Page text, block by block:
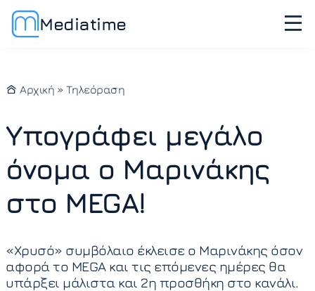
Mediatime
Αρχική » Τηλεόραση
Υπογράφει μεγάλο
όνομα ο Μαρινάκης
στο MEGA!
«Χρυσό» συμβόλαιο έκλεισε ο Μαρινάκης όσον
αφορά το MEGA και τις επόμενες ημέρες θα
υπάρξει μάλιστα και 2η προσθήκη στο κανάλι.